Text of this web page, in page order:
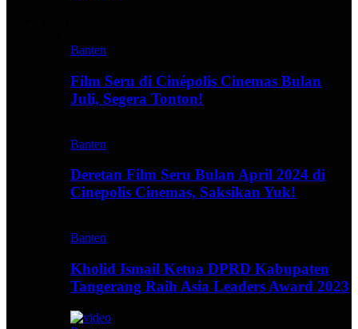
Banten
Film Seru di Cinépolis Cinemas Bulan
Juli, Segera Tonton!
Banten
Deretan Film Seru Bulan April 2024 di
Cinepolis Cinemas, Saksikan Yuk!
Banten
Kholid Ismail Ketua DPRD Kabupaten
Tangerang Raih Asia Leaders Award 2023